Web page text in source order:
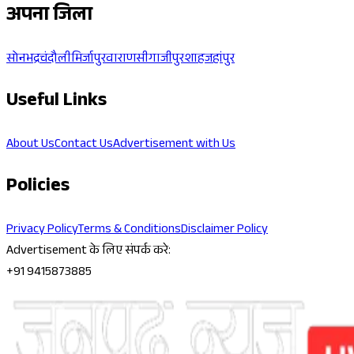
अपना जिला
सोनभद्रचंदौलीमिर्जापुरवाराणसीगाजीपुरशाहजहांपुर
Useful Links
About UsContact UsAdvertisement with Us
Policies
Privacy PolicyTerms & ConditionsDisclaimer Policy
Advertisement के लिए संपर्क करे:
+91 9415873885